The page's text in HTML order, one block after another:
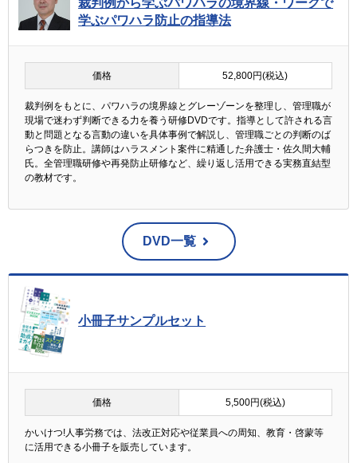
裁判例から学ぶパワハラの境界線・ワークで
学ぶパワハラ防止の指導法
価格 52,800円(税込)
裁判例をもとに、パワハラの境界線とグレーゾーンを整理し、管理職が
現場で迷わず判断できる力を養う研修DVDです。指導として許される言
動と問題となる言動の違いを具体事例で解説し、管理職ごとの判断のば
らつきを防止。講師はハラスメント案件に精通した弁護士・佐久間大輔
氏。全管理職研修や再発防止研修など、繰り返し活用できる実務直結型
の教材です。
DVD一覧
小冊子サンプルセット
価格 5,500円(税込)
かいけつ!人事労務では、法改正対応や従業員への周知、教育・啓蒙等
に活用できる小冊子を販売しています。